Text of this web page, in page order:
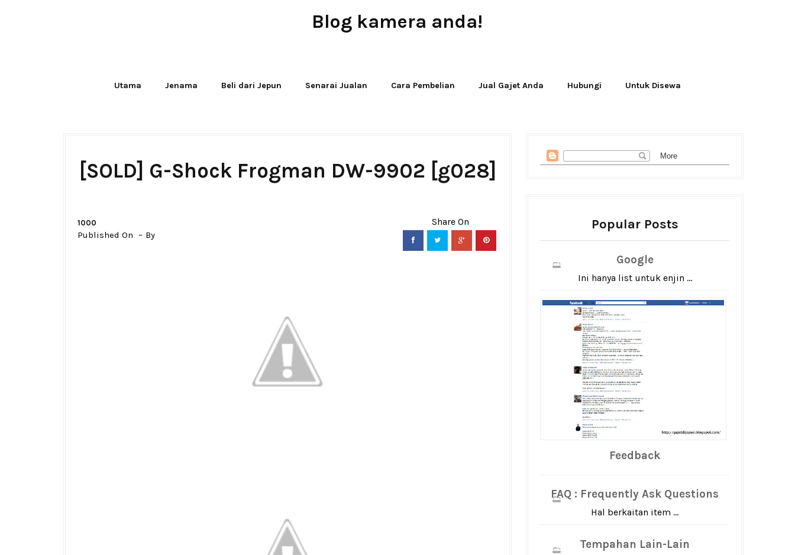
Blog kamera anda!
Utama Jenama Beli dari Jepun Senarai Jualan Cara Pembelian Jual Gajet Anda Hubungi Untuk Disewa
[SOLD] G-Shock Frogman DW-9902 [g028]
1000
Published On By
Popular Posts
Google
Ini hanya list untuk enjin ...
Feedback
FAQ : Frequently Ask Questions
Hal berkaitan item ...
Tempahan Lain-Lain